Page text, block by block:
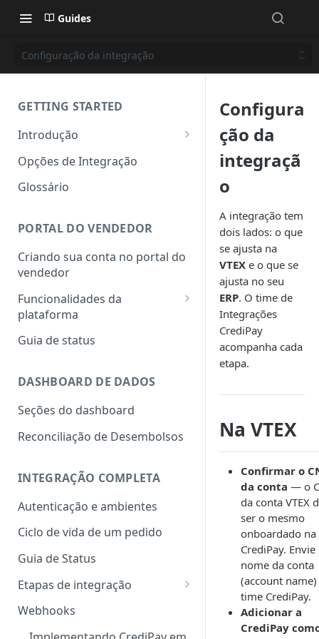
Guides
Configuração da integração
GETTING STARTED
Introdução
Como funciona?
Canais de vendas: e-commerce
Opções de Integração
Glossário
PORTAL DO VENDEDOR
Criando sua conta no portal do
vendedor
Funcionalidades da
plataforma
Como adicionar um novo
Solicitar aumento de limite
Como criar um novo pedido
Aprovação do comprador
Múltiplas Notas Fiscais por
boletos
Solicitar reembolso parcial ou
total
Gerenciar usuários da
Guia de status
DASHBOARD DE DADOS
Seções do dashboard
Reconciliação de Desembolsos
INTEGRAÇÃO COMPLETA
Autenticação e ambientes
Ciclo de vida de um pedido
Guia de Status
Etapas de integração
0. Criação de compradores
1. Criação de pedido
Webhooks
Configura
ção da
integraçã
o
A integração tem
dois lados: o que
se ajusta na
VTEX e o que se
ajusta no seu
ERP. O time de
Integrações
CrediPay
acompanha cada
etapa.
Na VTEX
Confirmar o
da conta — o
da conta VTEX
ser o mesmo
onboardado na
CrediPay. Envie
nome da conta
(account
time CrediPay.
Adicionar a
CrediPay